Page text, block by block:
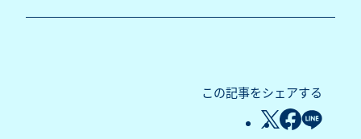
この記事をシェアする